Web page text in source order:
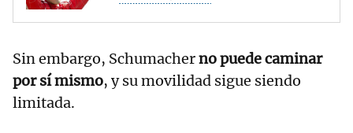
Sin embargo, Schumacherno puede caminar
por sí mismo, y su movilidad sigue siendo
limitada.